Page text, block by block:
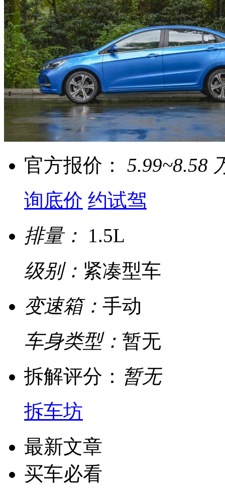
官方报价： 5.99~8.58
询底价 约试驾
排量： 1.5L
级别： 紧凑型车
变速箱： 手动
车身类型： 暂无
拆解评分： 暂无
拆车坊
最新文章
买车必看